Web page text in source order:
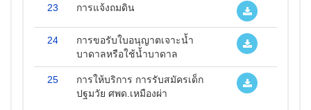
23 การแจ้งถมดิน
24
การขอรับใบอนุญาตเจาะน้ำ
บาดาลหรือใช้น้ำบาดาล
25
การให้บริการ การรับสมัครเด็ก
ปฐมวัย ศพด.เหมืองผ่า